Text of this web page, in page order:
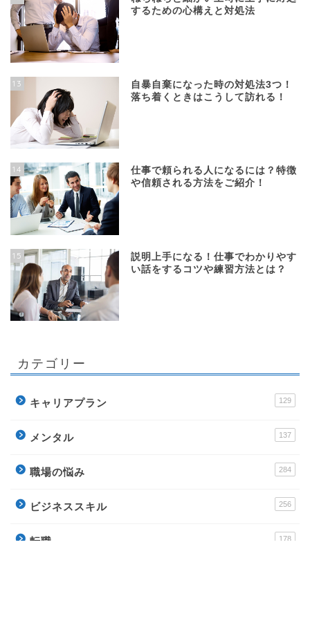
するための心構えと対処法
13
自暴自棄になった時の対処法3つ！
落ち着くときはこうして訪れる！
14
仕事で頼られる人になるには？特徴
や信頼される方法をご紹介！
15
説明上手になる！仕事でわかりやす
い話をするコツや練習方法とは？
カテゴリー
キャリアプラン 129
メンタル 137
職場の悩み 284
ビジネススキル 256
転職 178